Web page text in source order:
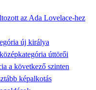
az Ada Lovelace-hez
új királya
úttörői
a következő szinten
képalkotás